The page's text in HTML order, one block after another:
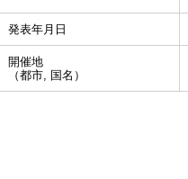
発表年月日
開催地
（都市, 国名）